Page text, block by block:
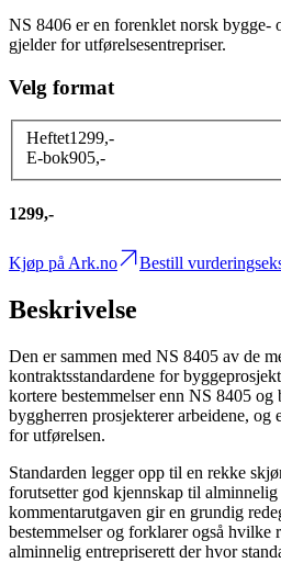
NS 8406 er en forenklet norsk bygge-
gjelder for utførelsesentrepriser.
Velg format
Heftet1299,-
E-bok905,-
1299,-
Kjøp på Ark.no Bestill
Beskrivelse
Den er sammen med NS 8405 av de
kontraktsstandardene for
kortere bestemmelser enn NS 8405
byggherren prosjekterer arbeidene, og
for utførelsen.
Standarden legger opp til en rekke
forutsetter god kjennskap til
kommentarutgaven gir en grundig
bestemmelser og forklarer også hvilke
alminnelig entrepriserett der hvor